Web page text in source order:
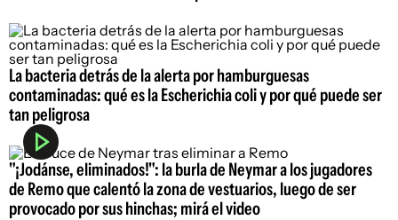
La bacteria detrás de la alerta por hamburguesas
contaminadas: qué es la Escherichia coli y por qué puede ser
tan peligrosa
"¡Jodánse, eliminados!": la burla de Neymar a los jugadores
de Remo que calentó la zona de vestuarios, luego de ser
provocado por sus hinchas; mirá el video